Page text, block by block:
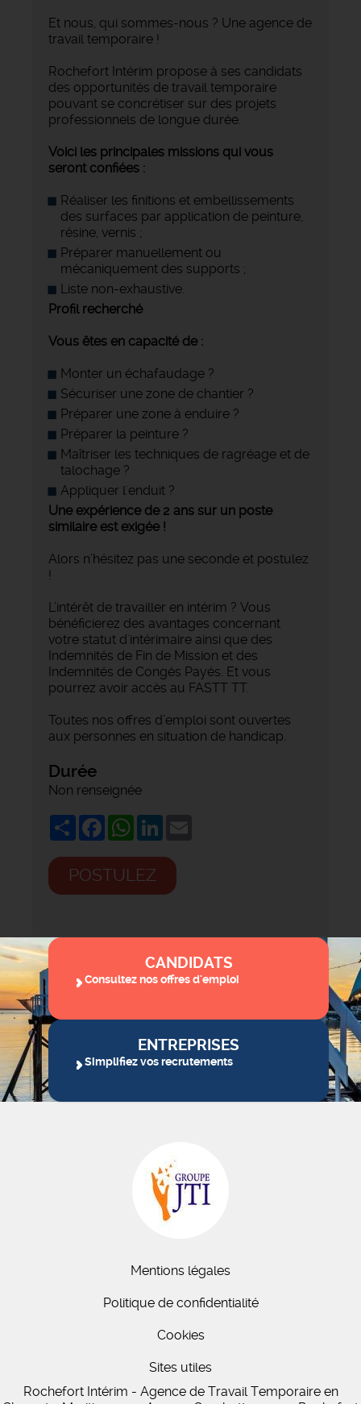
Et nous, qui sommes-nous ? Une agence de
travail temporaire !
Rochefort Intérim propose à ses candidats
des opportunités de travail temporaire
pouvant se concrétiser sur des projets
professionnels de longue durée.
Voici les principales missions qui vous
seront confiées :
Réaliser les finitions et embellissements
des surfaces par application de peinture,
résine, vernis ;
Préparer manuellement ou
mécaniquement des supports ;
Liste non-exhaustive.
Profil recherché
Vous êtes en capacité de :
Monter un échafaudage ?
Sécuriser une zone de chantier ?
Préparer une zone à enduire ?
Préparer la peinture ?
Maîtriser les techniques de ragréage et de
talochage ?
Appliquer l'enduit ?
Une expérience de 2 ans sur un poste
similaire est exigée !
Alors n’hésitez pas une seconde et postulez
!
L’intérêt de travailler en intérim ? Vous
bénéficierez des avantages concernant
votre statut d'intérimaire ainsi que des
Indemnités de Fin de Mission et des
Indemnités de Congés Payés. Et vous
pourrez avoir accès au FASTT TT.
Toutes nos offres d’emploi sont ouvertes
aux personnes en situation de handicap.
Durée
Non renseignée
ShareFacebookWhatsApp
LinkedIn
POSTULEZ
CANDIDATS
Consultez nos offres d'emploi
ENTREPRISES
Simplifiez vos recrutements
Mentions légales
Politique de confidentialité
Cookies
Sites utiles
Rochefort Intérim - Agence de Travail Temporaire en